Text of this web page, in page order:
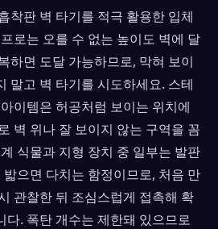
착판 벽 타기를 적극 활용한 입체
로는 오를 수 없는 높이도 벽에 달
하면 도달 가능하므로, 막혀 보이
말고 벽 타기를 시도하세요. 스테
이템은 허공처럼 보이는 위치에
벽 위나 잘 보이지 않는 구역을 꼼
식물과 지형 장치 중 일부는 발판
으면 다치는 함정이므로, 처음 만
관찰한 뒤 조심스럽게 접촉해 확
다. 폭탄 개수는 제한돼 있으므로